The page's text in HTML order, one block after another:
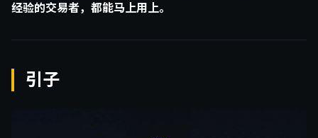
经验的交易者，都能马上用上。
引子